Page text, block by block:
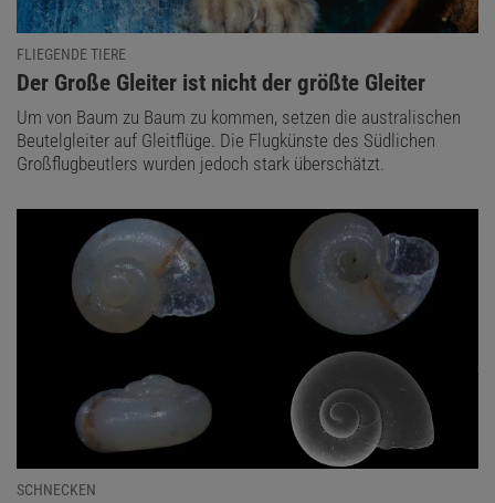
FLIEGENDE TIERE
:
Der Große Gleiter ist nicht der größte Gleiter
Um von Baum zu Baum zu kommen, setzen die australischen
Beutelgleiter auf Gleitflüge. Die Flugkünste des Südlichen
Großflugbeutlers wurden jedoch stark überschätzt.
SCHNECKEN